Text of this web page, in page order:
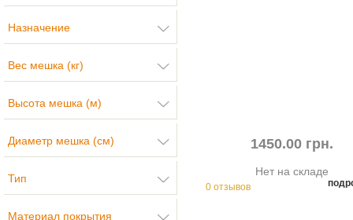
Назначение
Вес мешка (кг)
Высота мешка (м)
Диаметр мешка (см)
Тип
Материал покрытия
1450.00 грн.
Нет на складе
0 отзывов